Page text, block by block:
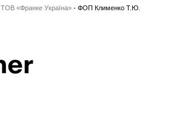
ТОВ «Франке Україна»- ФОП Клименко Т.Ю.